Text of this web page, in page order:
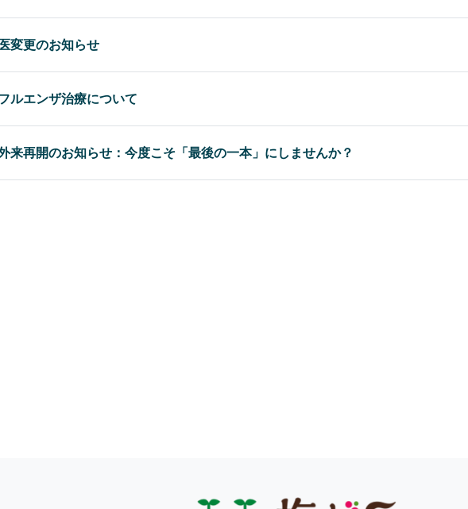
変更のお知らせ
ルエンザ治療について
来再開のお知らせ：今度こそ「最後の一本」にしませんか？